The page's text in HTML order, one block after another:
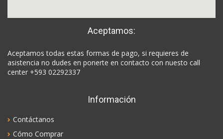
Aceptamos:
Aceptamos todas estas formas de pago, si requieres de
asistencia no dudes en ponerte en contacto con nuesto call
center +593 02292337
Información
Contáctanos
Cómo Comprar